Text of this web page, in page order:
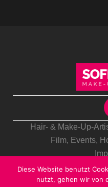
Hair- & Make-Up-
Film, Events,
Diese Website benutzt
nutzt, gehen wir von